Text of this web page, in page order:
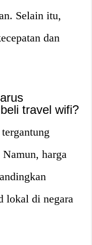
Selain itu,
dan
travel wifi?
harga
lokal di negara